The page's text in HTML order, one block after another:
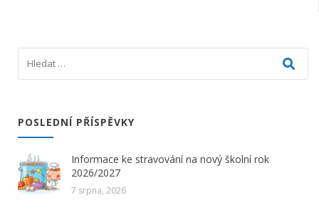
POSLEDNÍ PŘÍSPĚVKY
Informace ke stravování na nový školní rok
2026/2027
7 srpna, 2026